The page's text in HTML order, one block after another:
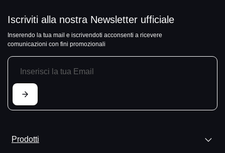
Iscriviti alla nostra Newsletter ufficiale
Inserendo la tua mail e iscrivendoti acconsenti a ricevere
comunicazioni con fini promozionali
Prodotti